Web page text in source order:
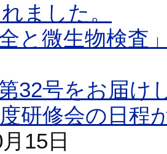
ました。
全と微生物検査
32号をお届け
研修会の日程
15日